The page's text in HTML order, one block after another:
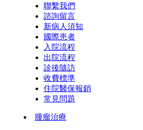
聯繫我們
諮詢留言
新病人須知
國際患者
入院流程
出院流程
診後隨訪
收費標準
住院醫保報銷
常見問題
腫瘤治療